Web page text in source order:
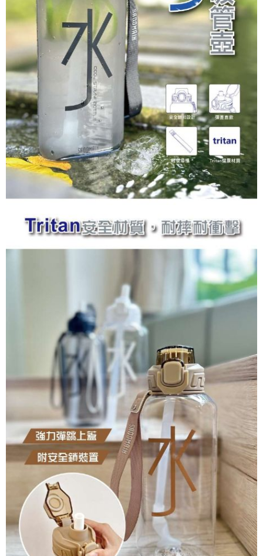
４．使用「AFTEE先享後付」時，將依據個別帳號之用戶狀況，依本公司即
時審查核予不同之上限額度；若仍有額度不足之情形，本公司將視審查結果
請求用戶進行身份認證。
５．嚴禁一人註冊多個帳號或使用他人資訊註冊。若發現惡意使用之情形，
恩沛科技股份有限公司將有權停止該用戶之使用額度並採取法律行動。